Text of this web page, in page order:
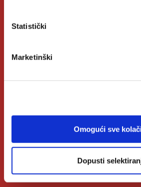
Statistički
Marketinški
Omogući sve
Dopusti
Opći uvjeti
Izjava o
Zahtjev za raskid